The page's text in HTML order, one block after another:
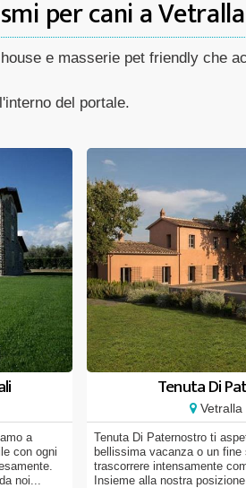
per cani a Vetralla
e masserie pet friendly che
del portale.
a
con ogni
noi...
Tenuta Di
Vetralla
Tenuta Di Paternostro ti
bellissima vacanza o un
trascorrere intensamente
Insieme alla nostra